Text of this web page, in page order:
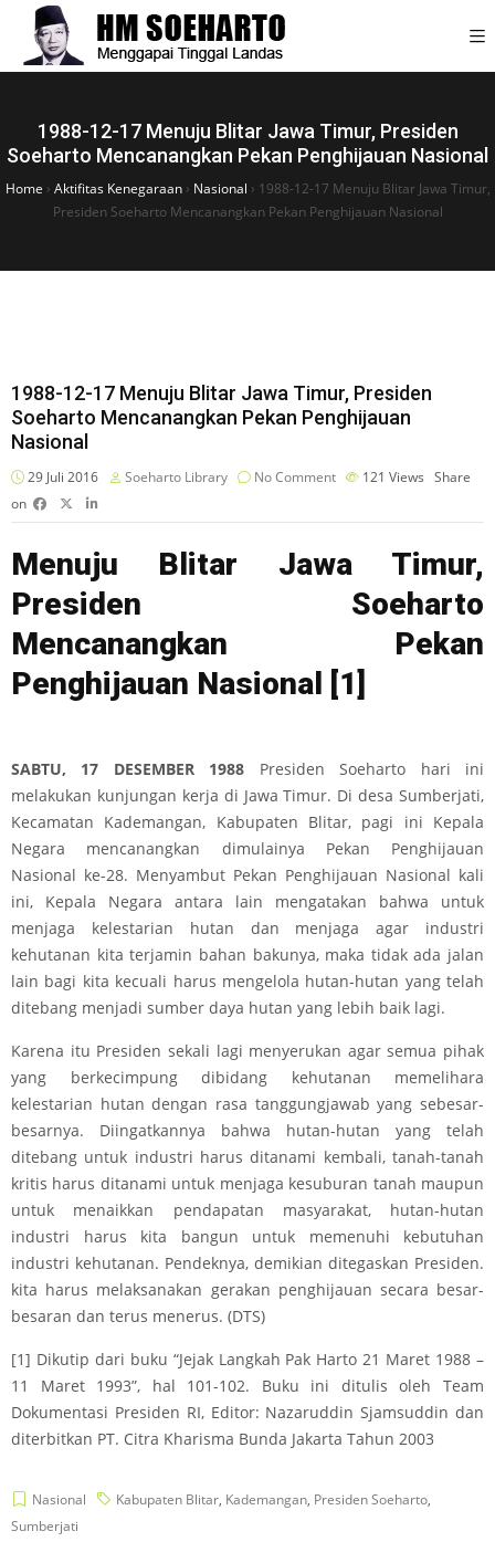
1988-12-17 Menuju Blitar Jawa Timur, Presiden
Soeharto Mencanangkan Pekan Penghijauan Nasional
Home › Aktifitas Kenegaraan› Nasional › 1988-12-17 Menuju Blitar Jawa Timur,
Presiden Soeharto Mencanangkan Pekan Penghijauan Nasional
1988-12-17 Menuju Blitar Jawa Timur, Presiden
Soeharto Mencanangkan Pekan Penghijauan
Nasional
29 Juli 2016 Soeharto Library No Comment 121 Views Share
on
Menuju Blitar Jawa Timur,
Presiden Soeharto
Mencanangkan Pekan
Penghijauan Nasional [1]
SABTU, 17 DESEMBER 1988 Presiden Soeharto hari ini
melakukan kunjungan kerja di Jawa Timur. Di desa Sumberjati,
Kecamatan Kademangan, Kabupaten Blitar, pagi ini Kepala
Negara mencanangkan dimulainya Pekan Penghijauan
Nasional ke-28. Menyambut Pekan Penghijauan Nasional kali
ini, Kepala Negara antara lain mengatakan bahwa untuk
menjaga kelestarian hutan dan menjaga agar industri
kehutanan kita terjamin bahan bakunya, maka tidak ada jalan
lain bagi kita kecuali harus mengelola hutan-hutan yang telah
ditebang menjadi sumber daya hutan yang lebih baik lagi.
Karena itu Presiden sekali lagi menyerukan agar semua pihak
yang berkecimpung dibidang kehutanan memelihara
kelestarian hutan dengan rasa tanggungjawab yang sebesar-
besarnya. Diingatkannya bahwa hutan-hutan yang telah
ditebang untuk industri harus ditanami kembali, tanah-tanah
kritis harus ditanami untuk menjaga kesuburan tanah maupun
untuk menaikkan pendapatan masyarakat, hutan-hutan
industri harus kita bangun untuk memenuhi kebutuhan
industri kehutanan. Pendeknya, demikian ditegaskan Presiden.
kita harus melaksanakan gerakan penghijauan secara besar-
besaran dan terus menerus. (DTS)
[1] Dikutip dari buku “Jejak Langkah Pak Harto 21 Maret 1988 –
11 Maret 1993”, hal 101-102. Buku ini ditulis oleh Team
Dokumentasi Presiden RI, Editor: Nazaruddin Sjamsuddin dan
diterbitkan PT. Citra Kharisma Bunda Jakarta Tahun 2003
Nasional Kabupaten Blitar, Kademangan, Presiden Soeharto,
Sumberjati